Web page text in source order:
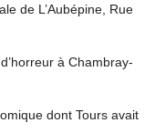
de L’Aubépine, Rue
à Chambray-
dont Tours avait